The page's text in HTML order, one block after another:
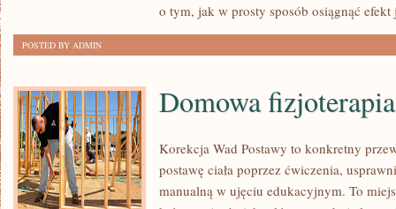
o tym, jak w prosty sposób osiągnąć efekt
POSTED BY ADMIN
Domowa
Korekcja Wad Postawy to konkretny
postawę ciała poprzez ćwiczenia,
manualną w ujęciu edukacyjnym. To